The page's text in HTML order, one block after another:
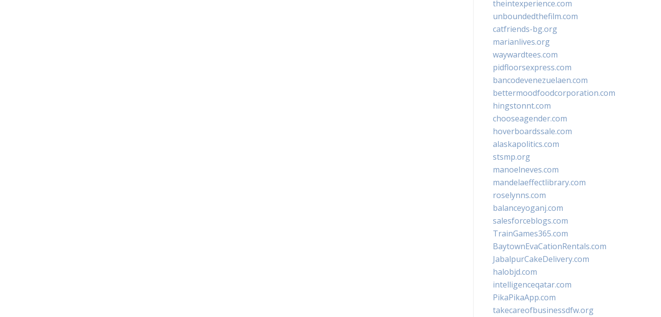
theintexperience.com
unboundedthefilm.com
catfriends-bg.org
marianlives.org
waywardtees.com
pidfloorsexpress.com
bancodevenezuelaen.com
bettermoodfoodcorporation.com
hingstonnt.com
chooseagender.com
hoverboardssale.com
alaskapolitics.com
stsmp.org
manoelneves.com
mandelaeffectlibrary.com
roselynns.com
balanceyoganj.com
salesforceblogs.com
TrainGames365.com
BaytownEvaCationRentals.com
JabalpurCakeDelivery.com
halobjd.com
intelligenceqatar.com
PikaPikaApp.com
takecareofbusinessdfw.org